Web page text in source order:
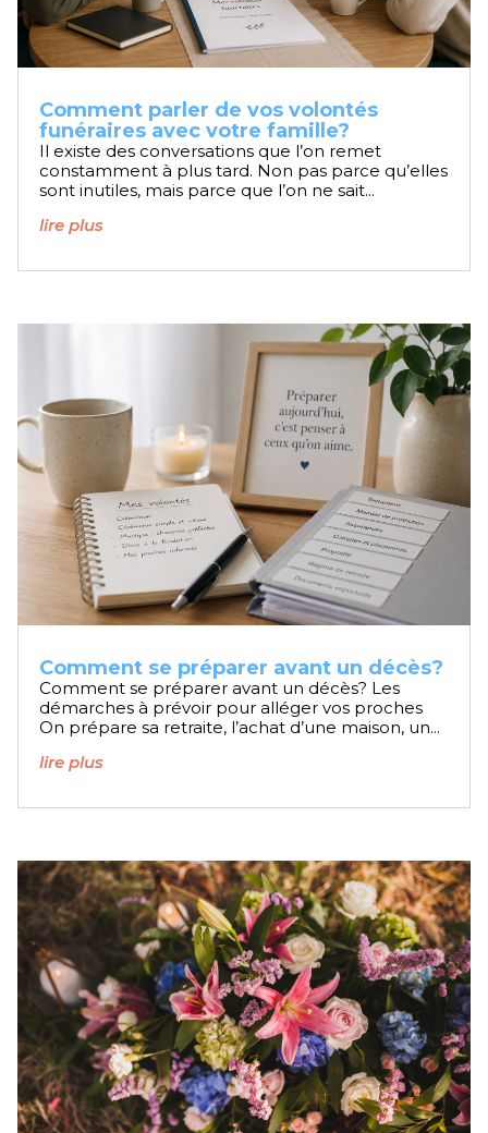
Comment parler de vos volontés
funéraires avec votre famille?
Il existe des conversations que l’on remet
constamment à plus tard. Non pas parce qu’elles
sont inutiles, mais parce que l’on ne sait...
lire plus
Comment se préparer avant un décès?
Comment se préparer avant un décès? Les
démarches à prévoir pour alléger vos proches
On prépare sa retraite, l’achat d’une maison, un...
lire plus